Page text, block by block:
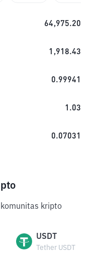
64,975.20
1,918.43
0.99941
1.03
0.07031
kripto
USDT
Tether USDT